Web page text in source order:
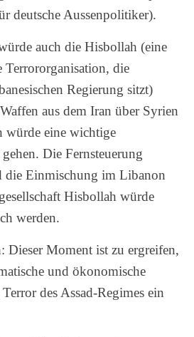
deutsche Aussenpolitiker).
auch die Hisbollah (eine
Terrororganisation, die
Regierung sitzt)
aus dem Iran über Syrien
würde eine wichtige
Die Fernsteuerung
die Einmischung im Libanon
Hisbollah würde
werden.
Dieser Moment ist zu ergreifen,
und ökonomische
des Assad-Regimes ein